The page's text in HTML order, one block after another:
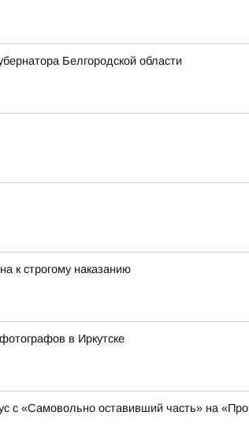
Белгородской области
к строгому наказанию
в Иркутске
с «Самовольно оставивший часть» на